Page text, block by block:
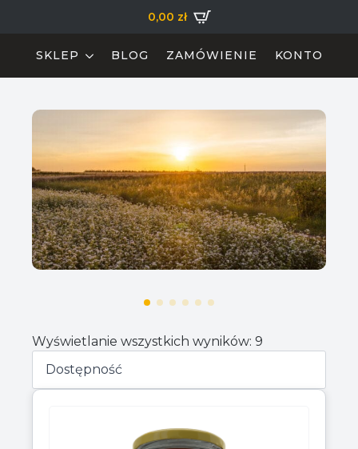
0,00 zł
SKLEP BLOG ZAMÓWIENIE KONTO
Wyświetlanie wszystkich wyników: 9